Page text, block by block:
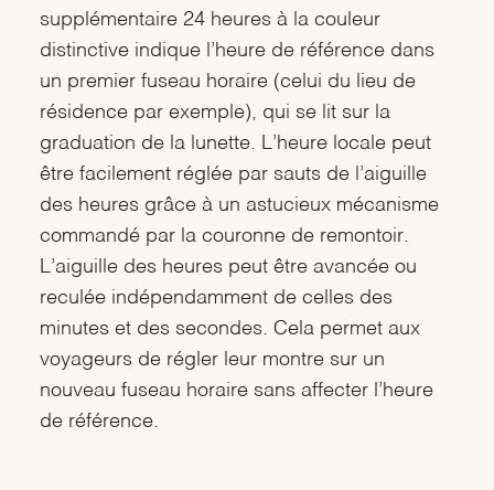
supplémentaire 24 heures à la couleur
distinctive indique l’heure de référence dans
un premier fuseau horaire (celui du lieu de
résidence par exemple), qui se lit sur la
graduation de la lunette. L’heure locale peut
être facilement réglée par sauts de l’aiguille
des heures grâce à un astucieux mécanisme
commandé par la couronne de remontoir.
L’aiguille des heures peut être avancée ou
reculée indépendamment de celles des
minutes et des secondes. Cela permet aux
voyageurs de régler leur montre sur un
nouveau fuseau horaire sans affecter l’heure
de référence.